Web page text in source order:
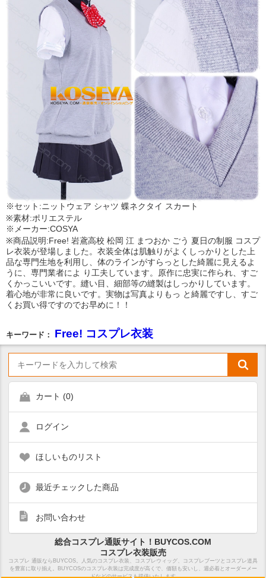
※セット:ニットウェア シャツ 蝶ネクタイ スカート
※素材:ポリエステル
※メーカー:COSYA
※商品説明:Free! 岩鳶高校 松岡 江 まつおか ごう 夏日の制服 コスプ
レ衣装が登場しました。衣装全体は肌触りがよくしっかりとした上
品な専門生地を利用し、体のラインがすらっとした綺麗に見えるよ
うに、専門業者によ り工夫しています。原作に忠実に作られ、すご
くかっこいいです。縫い目、細部等の縫製はしっかりしています。
着心地が非常に良いです。実物は写真よりもっ と綺麗ですし、すご
くお買い得ですのでお早めに！！
キーワード： Free! コスプレ衣装
カート (0)
ログイン
ほしいものリスト
最近チェックした商品
お問い合わせ
総合コスプレ通販サイト！BUYCOS.COM
コスプレ衣装販売
コスプレ 通販ならBUYCOS。人気のコスプレ衣装、コスプレウィッグ、コスプレブーツとコスプレ道具
を豊富に取り揃え。BUYCOSのコスプレ衣装は完成度が高くで、価額も安いし、週必着とオーダーメー
ドなどのサービスも提供いたします